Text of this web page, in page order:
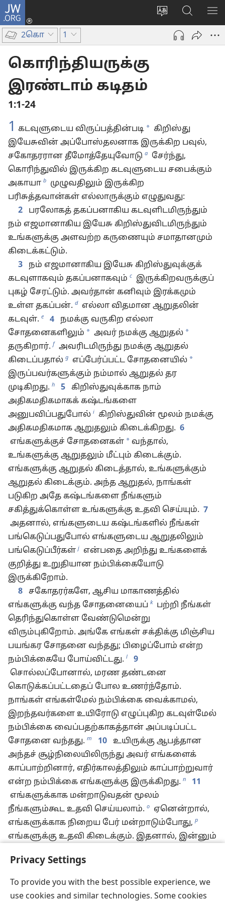
Privacy Settings
To provide you with the best possible experience, we
use cookies and similar technologies. Some cookies
JW.ORG
மொழியை
மாற்றவும்
உள்நுழைக
window)
JW.ORG-
ல்
தேடவும்
2கொ 1
கொரிந்தியருக்கு
இரண்டாம் கடிதம்
1:1-24
1 கடவுளுடைய விருப்பத்தின்படி * கிறிஸ்து
இயேசுவின் அப்போஸ்தலனாக இருக்கிற பவுல்,
சகோதரரான தீமோத்தேயுவோடு a
சேர்ந்து,
கொரிந்துவில் இருக்கிற கடவுளுடைய சபைக்கும்
அகாயா b
முழுவதிலும் இருக்கிற
பரிசுத்தவான்கள் எல்லாருக்கும் எழுதுவது:
2
பரலோகத் தகப்பனாகிய கடவுளிடமிருந்தும்
நம் எஜமானாகிய இயேசு கிறிஸ்துவிடமிருந்தும்
உங்களுக்கு அளவற்ற கருணையும் சமாதானமும்
கிடைக்கட்டும்.
3
நம் எஜமானாகிய இயேசு கிறிஸ்துவுக்குக்
கடவுளாகவும் தகப்பனாகவும் c
இருக்கிறவருக்குப்
புகழ் சேரட்டும். அவர்தான் கனிவும் இரக்கமும்
உள்ள தகப்பன். d
எல்லா விதமான ஆறுதலின்
கடவுள். e 4
நமக்கு வருகிற எல்லா
சோதனைகளிலும் * அவர் நமக்கு ஆறுதல் *
தருகிறார். f அவரிடமிருந்து நமக்கு ஆறுதல்
கிடைப்பதால் g எப்பேர்ப்பட்ட சோதனையில் *
இருப்பவர்களுக்கும் நம்மால் ஆறுதல் தர
முடிகிறது. h 5 கிறிஸ்துவுக்காக நாம்
அதிகமதிகமாகக் கஷ்டங்களை
அனுபவிப்பதுபோல் i கிறிஸ்துவின் மூலம் நமக்கு
அதிகமதிகமாக ஆறுதலும் கிடைக்கிறது. 6
எங்களுக்குச் சோதனைகள் * வந்தால்,
உங்களுக்கு ஆறுதலும் மீட்பும் கிடைக்கும்.
எங்களுக்கு ஆறுதல் கிடைத்தால், உங்களுக்கும்
ஆறுதல் கிடைக்கும். அந்த ஆறுதல், நாங்கள்
படுகிற அதே கஷ்டங்களை நீங்களும்
சகித்துக்கொள்ள உங்களுக்கு உதவி செய்யும். 7
அதனால், எங்களுடைய கஷ்டங்களில் நீங்கள்
பங்கெடுப்பதுபோல் எங்களுடைய ஆறுதலிலும்
பங்கெடுப்பீர்கள் j
என்பதை அறிந்து உங்களைக்
குறித்து உறுதியான நம்பிக்கையோடு
இருக்கிறோம்.
8 சகோதரர்களே, ஆசிய மாகாணத்தில்
எங்களுக்கு வந்த சோதனையைப் k
பற்றி நீங்கள்
தெரிந்துகொள்ள வேண்டுமென்று
விரும்புகிறோம். அங்கே எங்கள் சக்திக்கு மிஞ்சிய
பயங்கர சோதனை வந்தது; பிழைப்போம் என்ற
நம்பிக்கையே போய்விட்டது. l
9
சொல்லப்போனால், மரண தண்டனை
கொடுக்கப்பட்டதைப் போல உணர்ந்தோம்.
நாங்கள் எங்கள்மேல் நம்பிக்கை வைக்காமல்,
இறந்தவர்களை உயிரோடு எழுப்புகிற கடவுள்மேல்
நம்பிக்கை வைப்பதற்காகத்தான் அப்படிப்பட்ட
சோதனை வந்தது. m 10
உயிருக்கு ஆபத்தான
அந்தச் சூழ்நிலையிலிருந்து அவர் எங்களைக்
காப்பாற்றினார், எதிர்காலத்திலும் காப்பாற்றுவார்
என்ற நம்பிக்கை எங்களுக்கு இருக்கிறது. n
11
எங்களுக்காக மன்றாடுவதன் மூலம்
நீங்களும்கூட உதவி செய்யலாம். o
ஏனென்றால்,
எங்களுக்காக நிறைய பேர் மன்றாடும்போது, p
எங்களுக்கு உதவி கிடைக்கும். இதனால், இன்னும்
சொல்வார்கள்.
உலகத்தில், முக்கியமாக உங்கள் மத்தியில்,
நாங்கள் மனித ஞானத்தைச் சார்ந்திருக்காமல்,